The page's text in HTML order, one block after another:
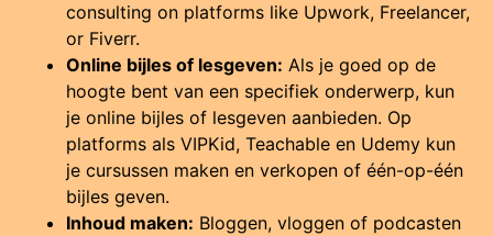
consulting on platforms like Upwork, Freelancer,
or Fiverr.
Online bijles of lesgeven: Als je goed op de
hoogte bent van een specifiek onderwerp, kun
je online bijles of lesgeven aanbieden. Op
platforms als VIPKid, Teachable en Udemy kun
je cursussen maken en verkopen of één-op-één
bijles geven.
Inhoud maken: Bloggen, vloggen of podcasten